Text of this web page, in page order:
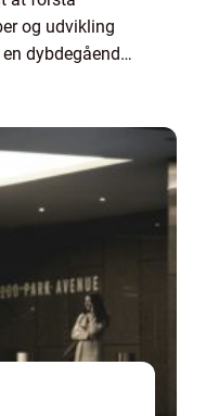
og udvikling
dybdegående